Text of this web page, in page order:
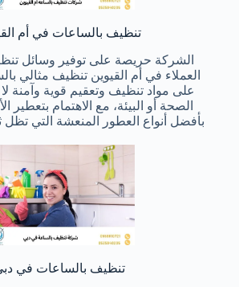
تنظيف بالساعات في أم
الشركة حريصة على توفير وسائل
العملاء في أم القيوين تنظيف مثالي
على مواد تنظيف وتعقيم قوية وآمنة
الصحة أو البيئة، مع الاهتمام بتعطير
بأفضل أنواع العطور المنعشة التي تظل
تنظيف بالساعات في